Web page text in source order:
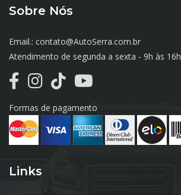
Sobre Nós
Email.: contato@AutoSerra.com.br
Atendimento de segunda a sexta - 9h às 16h
Formas de pagamento
Links